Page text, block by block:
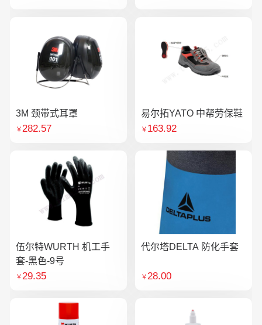
3M 颈带式耳罩
￥282.57
易尔拓YATO 中帮劳保鞋
￥ 163.92
伍尔特WURTH 机工手
套-黑色-9号
￥29.35
代尔塔DELTA 防化手套
￥28.00